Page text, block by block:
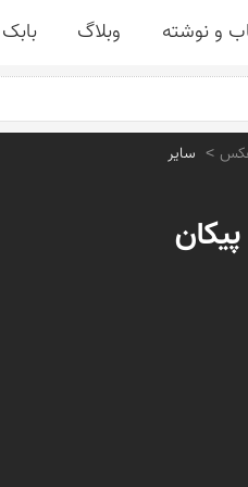
و نوشته وبلاگ
سایر